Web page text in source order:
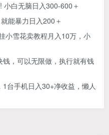
小白无脑日入300-600＋
能暴力日入200＋
小雪花卖教程月入10万，小
，可以无限做，执行就有钱
台手机日入30+净收益，懒人